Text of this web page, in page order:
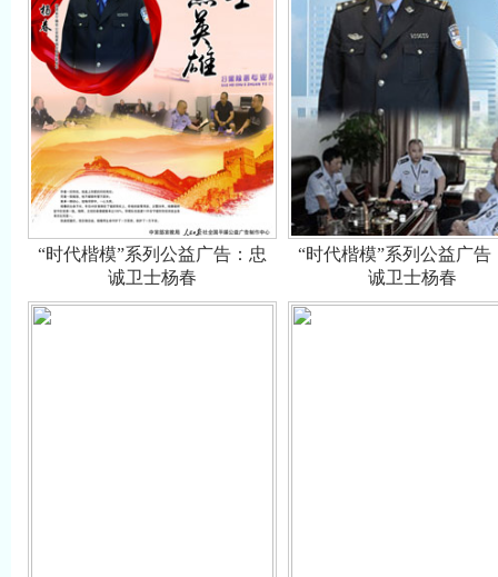
“时代楷模”系列公益广告：忠
诚卫士杨春
“时代楷模”系列公益广告
诚卫士杨春